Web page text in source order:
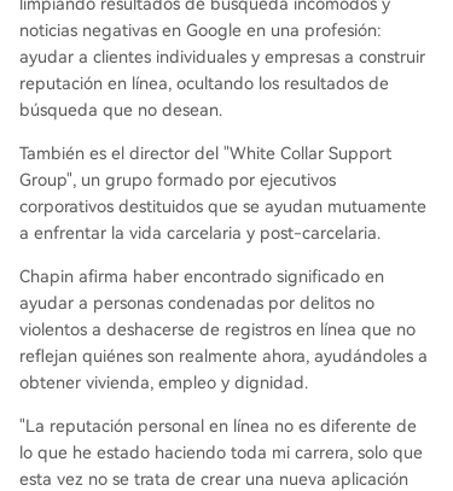
noticias negativas en Google en una profesión:
ayudar a clientes individuales y empresas a construir
reputación en línea, ocultando los resultados de
búsqueda que no desean.
También es el director del "White Collar Support
Group", un grupo formado por ejecutivos
corporativos destituidos que se ayudan mutuamente
a enfrentar la vida carcelaria y post-carcelaria.
Chapin afirma haber encontrado significado en
ayudar a personas condenadas por delitos no
violentos a deshacerse de registros en línea que no
reflejan quiénes son realmente ahora, ayudándoles a
obtener vivienda, empleo y dignidad.
"La reputación personal en línea no es diferente de
lo que he estado haciendo toda mi carrera, solo que
esta vez no se trata de crear una nueva aplicación